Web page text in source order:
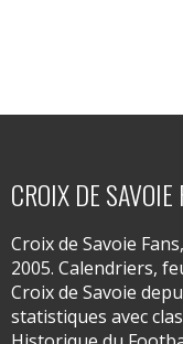
CROIX DE SAVOIE
Croix de Savoie
2005. Calendriers,
Croix de Savoie
statistiques avec